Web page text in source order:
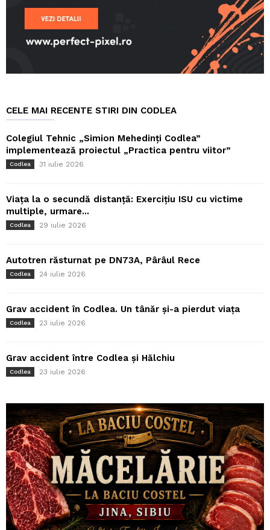
CELE MAI RECENTE STIRI DIN CODLEA
Colegiul Tehnic „Simion Mehedinți Codlea”
implementează proiectul „Practica pentru viitor”
Codlea 31 iulie 2026
Viața la o secundă distanță: Exercițiu ISU cu victime
multiple, urmare...
Codlea 29 iulie 2026
Autotren răsturnat pe DN73A, Pârâul Rece
Codlea 24 iulie 2026
Grav accident în Codlea. Un tânăr și-a pierdut viața
Codlea 23 iulie 2026
Grav accident între Codlea și Hălchiu
Codlea 23 iulie 2026